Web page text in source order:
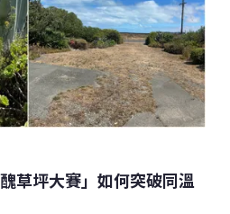
The Tree Projects（樹計畫）
咖啡廳接受《環境資訊中心》
邀來台拍攝棲蘭台灣杉三姊
出爐，是許多人這輩子都難看
仰望，或是從高處俯視，看樹
限部分。皮爾斯將攝影機拉到
無數平視的角度拍下樹木，拼
草坪大賽」如何突破同溫